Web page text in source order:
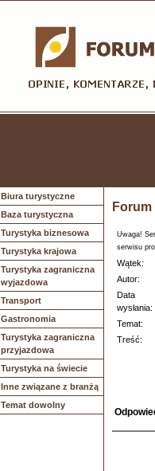
Biura turystyczne
Baza turystyczna
Turystyka biznesowa
Turystyka krajowa
Turystyka zagraniczna
wyjazdowa
Transport
Gastronomia
Turystyka zagraniczna
przyjazdowa
Turystyka na świecie
Inne związane z branżą
Temat dowolny
Uwaga!
serwisu
Wątek:
Autor:
Data
wysłania:
Temat:
Treść: